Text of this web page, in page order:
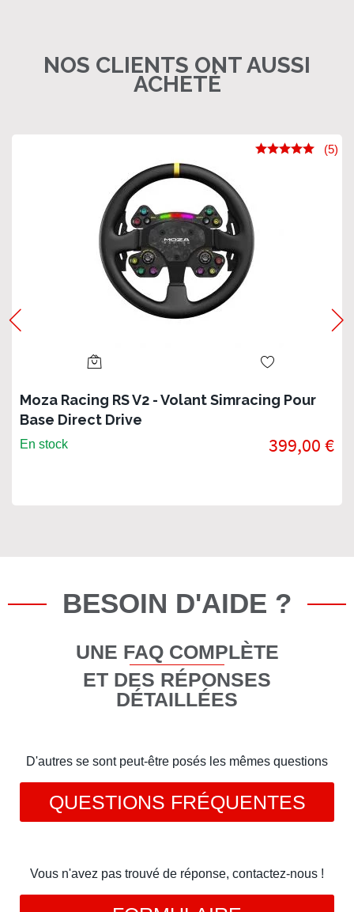
NOS CLIENTS ONT AUSSI
ACHETÉ
Moza Racing RS V2 - Volant Simracing Pour
Base Direct Drive
(5)
En stock 399,00 €
BESOIN D'AIDE ?
UNE FAQ COMPLÈTE
ET DES RÉPONSES
DÉTAILLÉES
D'autres se sont peut-être posés les mêmes questions
QUESTIONS FRÉQUENTES
Vous n'avez pas trouvé de réponse, contactez-nous !